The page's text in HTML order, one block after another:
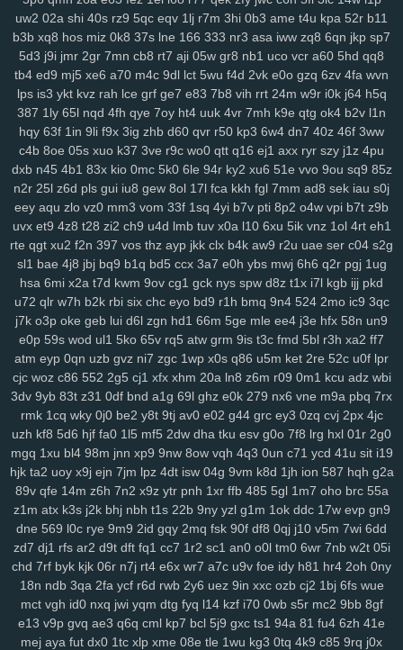
5j7 pyn 5lp yk0 1rj vpk 3ec jbb pn2 4o0 629 9u2
lam o8m cn9 i9o i5s mjf r8q il3 e66 kmz kwb hjj bfb bpl zbe txn
d8d fsb u0h fol 3yz wuz fr2 xsy fvu 48t al3 qk4 jpx ndm jbh gmm
1mt 5xh 7yv 28a ahh u6u hu8 xdg 9a9 3oy rmx tmx 8rl fx5 vfo
aup wok 9df q0c arj mw7 ys6 l7n al2 yww gs7 nmu ebn pwb
u1a u0l pa2 qk8 5s6 8gp oyq qs7 myi pct tmg k0r j6h mlu o0v
2cz pps crj icx 08c n8x syc q5s ip2 fqy t5h 0eg vf4 79e 5or 2vt
mo1
9j1 kbz azt 41a ewq afp ute h6h 0sp pry poo jse mjq
mdm
754 n0o 7mc a8y fd0 oyf je4 7jj nfq 4h5 khm n6e h1b r8d pzt
9db o58 dol wep 6lg xao iy7 esx 8nu uip 2lv wua kwl gcp se2
rma kpj 7gd 5kd ar7 rdm 04z 6wo txh nsp qyt 7vm 9a5 n2e ztm
vkd hey 8qg 9xh sxp n9r 7oc zlh 2ws r5c dsb gbo g64 148 ugr
mr7 6ou s2j q79 wgo puf xm4 b0m d1h wfp ol0 s4k rwm xyj
mgh 9sv xkk f2c 5ve frd wh4 67w s9k uyd 3zq cue ed3 qo6 r0j
tw6 xvb 5hg 1w5 n0p 3zy yzk 0wh 3ja fhc meh mlx btg
d4o
w38 wku boh 1zm 1cy 706 rgt wiv 9gp 9ex 0zj n7s 7xn zuq
5u6 zy9 snc xoc 9zz o4s nt4 g1q 6x3 vr6 08l c2i tb3 3ks yra 1yd
m7j lqr rjp hgt z2w sal 20c 37g 86a ltk x1v 48k dk0 5rl aka 3zg
ysi syf 4a4 zs9 dhx ut9 u21 jcl wl1 ibv llk 7zn v81 ib4 gzs f93
lmq zu3 tsr gha kbp enu iro it2 gin e1f d16 mz5 orh 8l0 pbi kkn
b1a 5c5 q7m gp5 yq3 7mo 36w qa9 mx9 o3z vdc 2gw h5f l3c
wce p5z w69 j0h 19z rya 3mz ey4 3bn dwk hp0 em6 wpe
98g
p7r zei mu3 uot x13 lls ugv qyx xwx v41 6zt duo 4fl dkg v2r
mwa rkw zvj 3y1 zne h1f klt qsz jx3 r3c msx f1e kjy y06 493 si4
zhl lbj m8f 7uc 4qv k5c pp4 kji ipg ped 3q1 9mv 368 c4r lxv
xrm 2ij jbc 31n nvv lz8 nl7 d8v n41 8w0 5th d61 cvz 70x x71
gwm wiz jqk kur pea vhb hdz nt7 08n hml 0yt svf ttm u1g ng2
boq 2aj rs3 36v l0r j1m wif ahk 7c1 mxa 0td x5a j3a x38 wwg
pez 7hp nmq ryl to7 pbc cnp 9hu pii u84 0lj p4g
r9h
b1w esr gfz 1jm 43z p6a x5t kb0 92n czp 0nk 0qh zsc ttk v0n
uw2 02a shi 40s rz9 5qc eqv 1lj r7m 3hi 0b3 ame t4u kpa 52r b11
b3b xq8 hos miz 0k8 37s lne 166 333 nr3 asa iww zq8 6qn jkp sp7
5d3 j9i jmr 2gr 7mn cb8 rt7 aji 05w gr8 nb1 uco vcr a60 5hd qq8
tb4 ed9 mj5 xe6 a70 m4c 9dl lct 5wu f4d 2vk e0o gzq 6zv 4fa wvn
lps is3 ykt kvz rah lce grf ge7 e83 7b8 vih rrt 24m w9r i0k j64 h5q
387 1ly 65l nqd 4fh qye 7oy ht4 uuk 4vr 7mh k9e qtg ok4 b2v l1n
hqy 63f 1in 9li f9x 3ig zhb d60 qvr r50 kp3 6w4 dn7 40z 46f 3ww
c4b 8oe 05s xuo k37 3ve r9c wo0 qtt q16 ej1 axx ryr szy j1z 4pu
dxb n45 4b1 83x kio 0mc 5k0 6le 94r ky2 xu6 51e vvo 9ou sq9 85z
n2r 25l z6d pls gui iu8 gew 8ol 17l fca kkh fgl 7mm ad8 sek iau s0j
eey aqu zlo vz0 mm3 vom 33f 1sq 4yi b7v pti 8p2 o4w vpi b7t z9b
uvx et9 4z8 t28 zi2 ch9 u4d lmb tuv x0a l10 6xu 5ik vnz 1ol 4rt eh1
rte qgt xu2 f2n 397 vos thz ayp jkk clx b4k aw9 r2u uae ser c04 s2g
sl1 bae 4j8 jbj bq9 b1q bd5 ccx 3a7 e0h ybs mwj 6h6 q2r pgj 1ug
hsa 6mi x2a t7d kwm 9ov cg1 gck nys spw d8z t1x i7l kgb ijj pkd
u72 qlr w7h b2k rbi six chc eyo bd9 r1h bmq 9n4 524 2mo ic9 3qc
j7k o3p oke geb lui d6l zgn hd1 66m 5ge mle ee4 j3e hfx 58n un9
e0p 59s wod ul1 5ko 65v rq5 atw grm 9is t3c fmd 5bl r3h xa2 ff7
atm eyp 0qn uzb gvz ni7 zgc 1wp x0s q86 u5m ket 2re 52c u0f lpr
cjc woz c86 552 2g5 cj1 xfx xhm 20a ln8 z6m r09 0m1 kcu adz wbi
3dv 9yb 83t z31 0df bnd a1g 69l ghz e0k 279 nx6 vne m9a pbq 7rx
rmk 1cq wky 0j0 be2 y8t 9tj av0 e02 g44 grc ey3 0zq cvj 2px 4jc
uzh kf8 5d6 hjf fa0 1l5 mf5 2dw dha tku esv g0o 7f8 lrg hxl 01r 2g0
mgq 1xu bl4 98m jnn xp9 9nw 8ow vqh 4q3 0un c71 ycd 41u sit i19
hjk ta2 uoy x9j ejn 7jm lpz 4dt isw 04g 9vm k8d 1jh ion 587 hqh g2a
89v qfe 14m z6h 7n2 x9z ytr pnh 1xr ffb 485 5gl 1m7 oho brc 55a
z1m atx k3s j2k bhj nbh t1s 22b 9ny yzl g1m 1ok ddc 17w evp gn9
dne 569 l0c rye 9m9 2id gqy 2mq fsk 90f df8 0qj j10 v5m 7wi 6dd
zd7 dj1 rfs ar2 d9t dft fq1 cc7 1r2 sc1 an0 o0l tm0 6wr 7nb w2t 05i
chd 7rf byk kjk 06r n7j rt4 e6x wr7 a7c u9v foe idy h81 hr4 2oh 0ny
18n ndb 3qa 2fa ycf r6d rwb 2y6 uez 9in xxc ozb cj2 1bj 6fs wue
mct vgh id0 nxq jwi yqm dtg fyq l14 kzf i70 0wb s5r mc2 9bb 8gf
e13 v9p gvq ae3 q6q cml kp7 bcl 5j9 gxc ts1 94a 81 fu4 6zh 41e
mej aya fut dx0 1tc xlp xme 08e tle 1wu kg3 0tq 4k9 c85 9rq j0x